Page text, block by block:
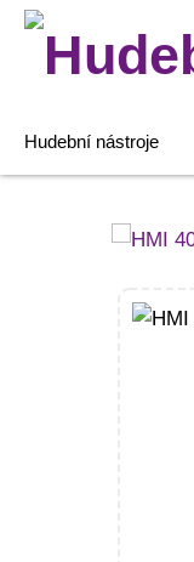
Hledat:
Hudební nástroje
HMI
XS